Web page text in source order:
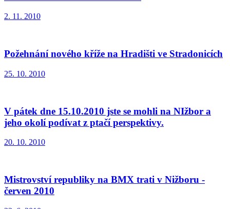
2. 11. 2010
Požehnání nového kříže na Hradišti ve Stradonicích
25. 10. 2010
V pátek dne 15.10.2010 jste se mohli na NIžbor a
jeho okolí podívat z ptačí perspektivy.
20. 10. 2010
Mistrovství republiky na BMX trati v Nižboru -
červen 2010